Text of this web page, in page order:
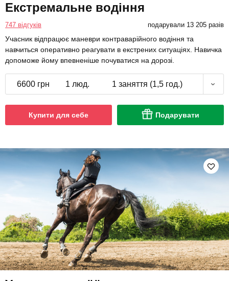
Екстремальне водіння
747 відгуків подарували 13 205 разів
Учасник відпрацює маневри контраварійного водіння та
навчиться оперативно реагувати в екстрених ситуаціях. Навичка
допоможе йому впевненіше почуватися на дорозі.
6600 грн 1 люд. 1 заняття (1,5 год.)
Купити для себе Подарувати